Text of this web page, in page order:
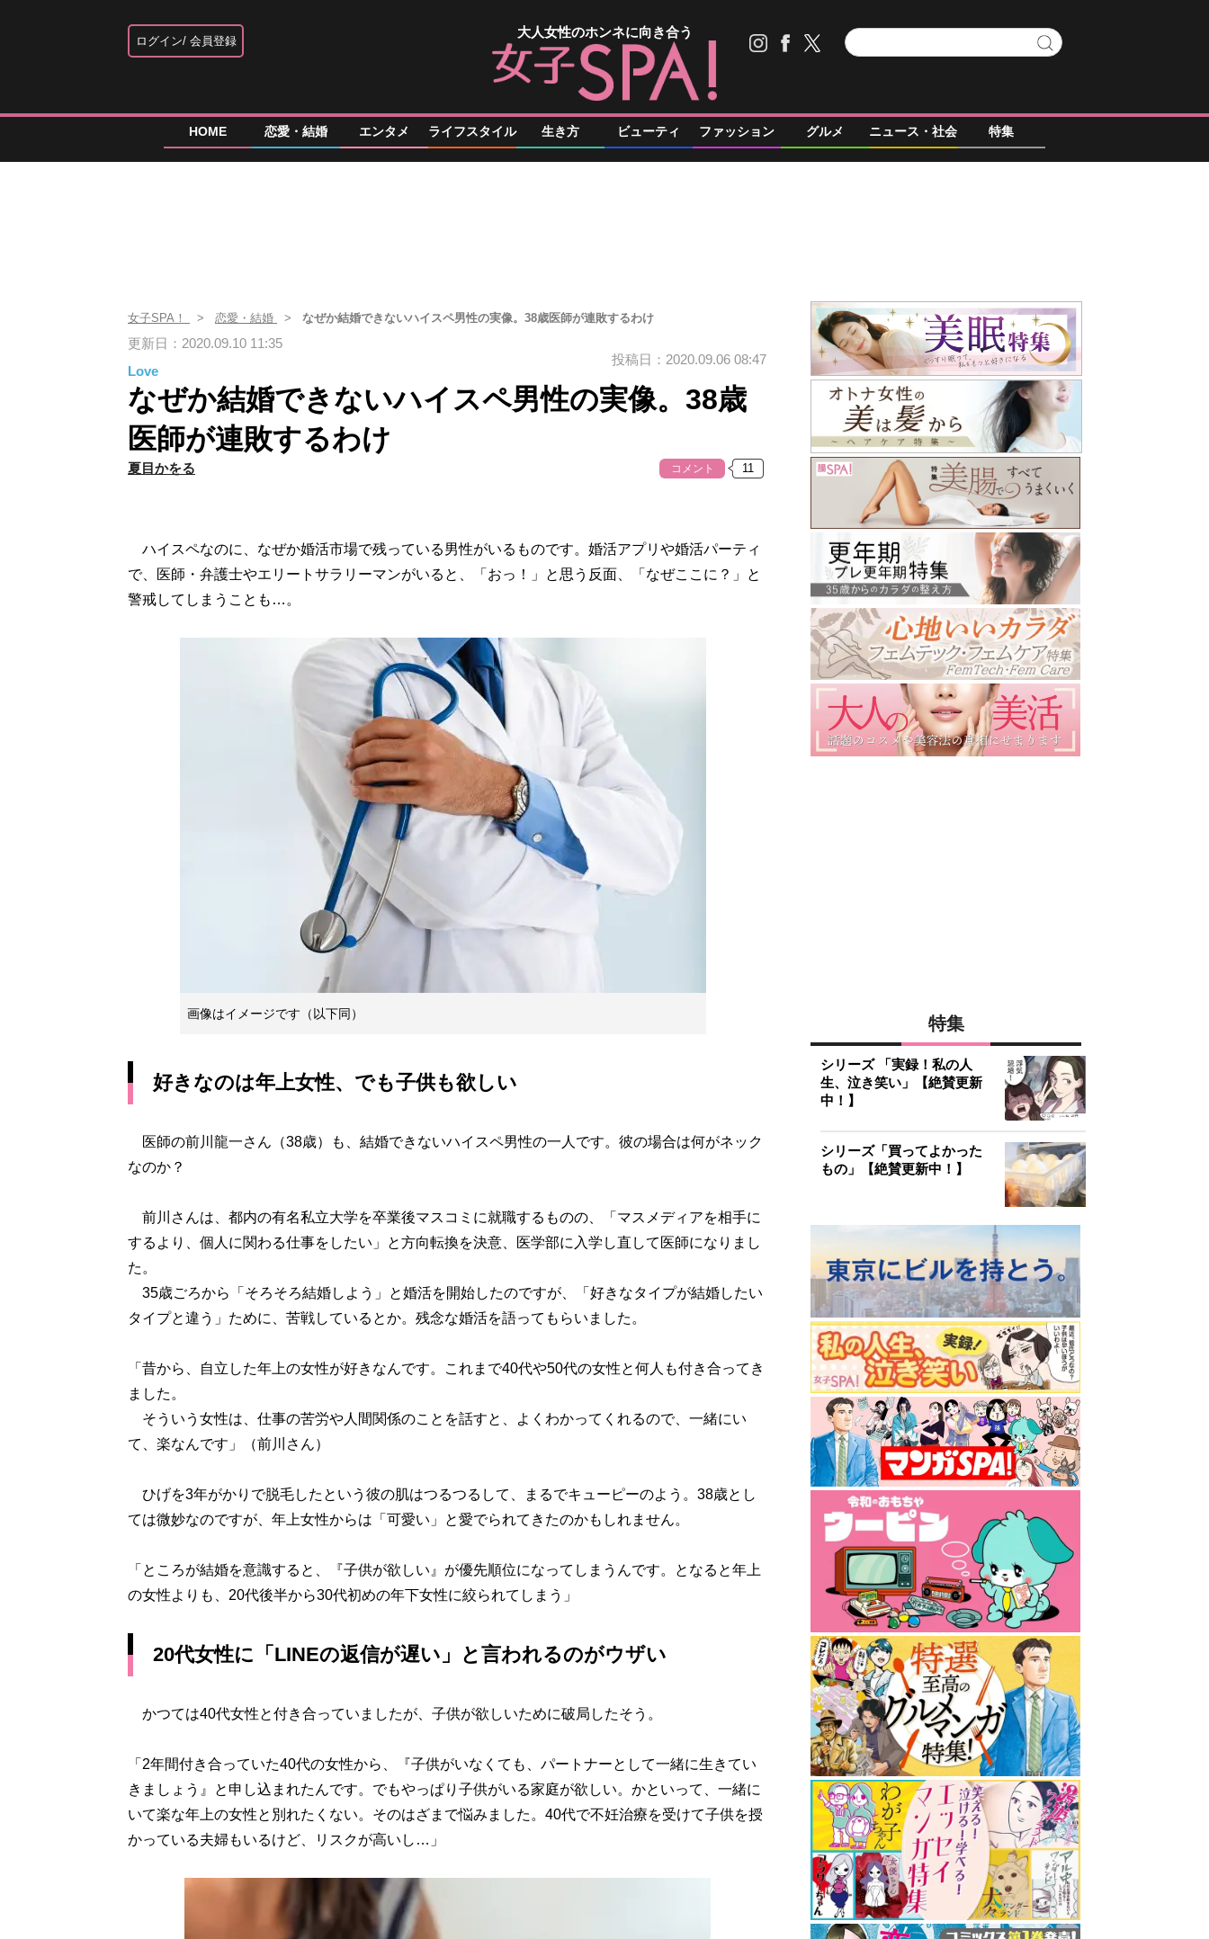
ログイン 会員登録
大人女性のホンネに向き合う
HOME 恋愛・結婚 エンタメ ライフスタイル 生き方 ビューティ ファッション グルメ ニュース・社会 特集
女子SPA！ 恋愛・結婚 なぜか結婚できないハイスペ男性の実像。38歳医師が連敗するわけ
更新日：2020.09.10 11:35
Love
投稿日：2020.09.06 08:47
なぜか結婚できないハイスペ男性の実像。38歳
医師が連敗するわけ
夏目かをる コメント
ハイスペなのに、なぜか婚活市場で残っている男性がいるものです。婚活アプリや婚活パーティ
で、医師・弁護士やエリートサラリーマンがいると、「おっ！」と思う反面、「なぜここに？」と
警戒してしまうことも…。
画像はイメージです（以下同）
好きなのは年上女性、でも子供も欲しい
医師の前川龍一さん（38歳）も、結婚できないハイスペ男性の一人です。彼の場合は何がネック
なのか？
前川さんは、都内の有名私立大学を卒業後マスコミに就職するものの、「マスメディアを相手に
するより、個人に関わる仕事をしたい」と方向転換を決意、医学部に入学し直して医師になりまし
た。
35歳ごろから「そろそろ結婚しよう」と婚活を開始したのですが、「好きなタイプが結婚したい
タイプと違う」ために、苦戦しているとか。残念な婚活を語ってもらいました。
「昔から、自立した年上の女性が好きなんです。これまで40代や50代の女性と何人も付き合ってき
ました。
そういう女性は、仕事の苦労や人間関係のことを話すと、よくわかってくれるので、一緒にい
て、楽なんです」（前川さん）
ひげを3年がかりで脱毛したという彼の肌はつるつるして、まるでキューピーのよう。38歳とし
ては微妙なのですが、年上女性からは「可愛い」と愛でられてきたのかもしれません。
「ところが結婚を意識すると、『子供が欲しい』が優先順位になってしまうんです。となると年上
の女性よりも、20代後半から30代初めの年下女性に絞られてしまう」
20代女性に「LINEの返信が遅い」と言われるのがウザい
かつては40代女性と付き合っていましたが、子供が欲しいために破局したそう。
「2年間付き合っていた40代の女性から、『子供がいなくても、パートナーとして一緒に生きてい
きましょう』と申し込まれたんです。でもやっぱり子供がいる家庭が欲しい。かといって、一緒に
いて楽な年上の女性と別れたくない。そのはざまで悩みました。40代で不妊治療を受けて子供を授
かっている夫婦もいるけど、リスクが高いし…」
特集
シリーズ 「実録！私の人
生、泣き笑い」【絶賛更新
中！】
シリーズ「買ってよかった
もの」【絶賛更新中！】